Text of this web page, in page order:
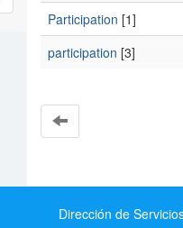
Participation [1]
participation [3]
Dirección de